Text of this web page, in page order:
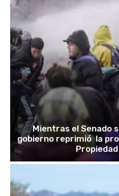
Mientras el Senado
gobierno reprimió la